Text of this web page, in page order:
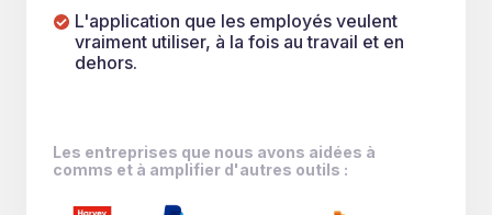
L'application que les employés veulent
vraiment utiliser, à la fois au travail et en
dehors.
Les entreprises que nous avons aidées à
comms et à amplifier d'autres outils :